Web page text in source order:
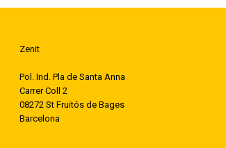
Zenit
Pol. Ind. Pla de Santa Anna
Carrer Coll 2
08272 St Fruitós de Bages
Barcelona